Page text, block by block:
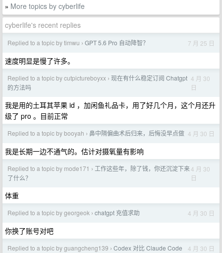
» More topics by cyberlife
cyberlife's recent replies
Replied to a topic by timwu › GPT 5.6 Pro 自动降智？ 7 月 25 日
速度明显是慢了许多。
Replied to a topic by cutpictureboyxx › 现在有什么稳定订阅 Chatgpt
的方法吗
4 月 30
日
我是用的土耳其苹果 id ，加闲鱼礼品卡，用了好几个月，这个月还升
级了 pro 。目前正常
Replied to a topic by booyah › 鼻中隔偏曲术后归来，后悔没早点做 4 月 30 日
我是长期一边不通气的。估计对摄氧量有影响
Replied to a topic by mode171 › 工作这些年，除了钱，你还沉淀下来
了什么？
4 月 30
日
体重
Replied to a topic by georgeok › chatgpt 充值求助 4 月 30 日
你换了账号对吧
Replied to a topic by guangcheng139 › Codex 对比 Claude Code 4 月 30 日